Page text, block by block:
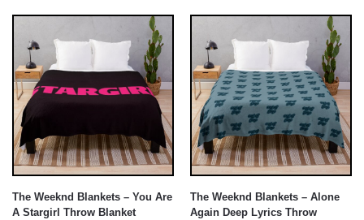
The Weeknd Blankets – You Are
A Stargirl Throw Blanket
The Weeknd Blankets – Alone
Again Deep Lyrics Throw